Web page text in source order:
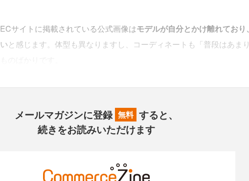
サイトに掲載されている公式画像はモデルが自分とかけ離れており、
と感じます。体型も異なりますし、コーディネートも「普段はあまり
メールマガジンに登録 無料 すると、
続きをお読みいただけます